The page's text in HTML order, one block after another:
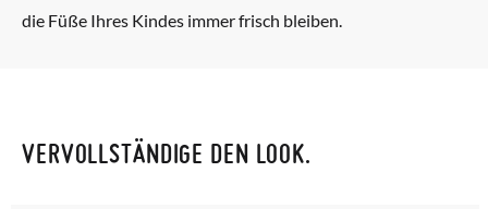
die Füße Ihres Kindes immer frisch bleiben.
VERVOLLSTÄNDIGE DEN LOOK.